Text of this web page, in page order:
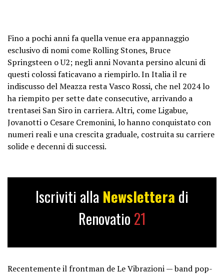
Fino a pochi anni fa quella venue era appannaggio
esclusivo di nomi come Rolling Stones, Bruce
Springsteen o U2; negli anni Novanta persino alcuni di
questi colossi faticavano a riempirlo. In Italia il re
indiscusso del Meazza resta Vasco Rossi, che nel 2024 lo
ha riempito per sette date consecutive, arrivando a
trentasei San Siro in carriera. Altri, come Ligabue,
Jovanotti o Cesare Cremonini, lo hanno conquistato con
numeri reali e una crescita graduale, costruita su carriere
solide e decenni di successi.
Iscriviti alla Newslettera di
Renovatio 21
Recentemente il frontman de Le Vibrazioni — band pop-